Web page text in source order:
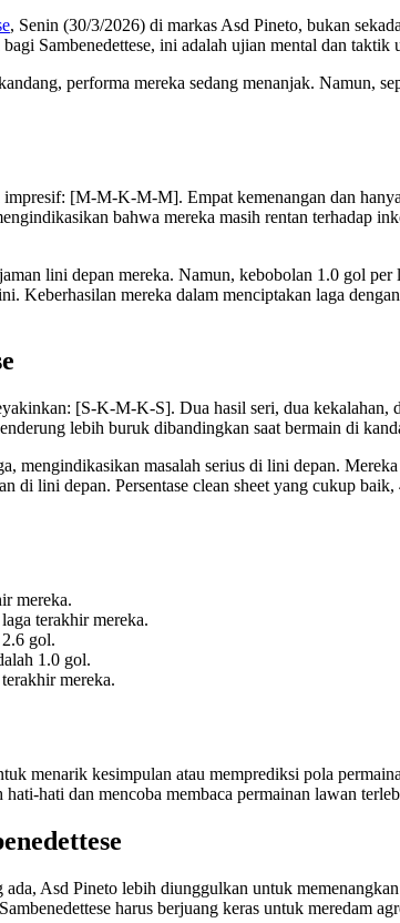
, Senin (30/3/2026) di markas Asd Pineto, bukan
Sambenedettese, ini adalah ujian mental dan
performa mereka sedang menanjak. Namun,
[M-M-K-M-M]. Empat kemenangan dan
bahwa mereka masih rentan terhadap
lini depan mereka. Namun, kebobolan 1.0 gol
Keberhasilan mereka dalam menciptakan laga
[S-K-M-K-S]. Dua hasil seri, dua
lebih buruk dibandingkan saat bermain di
mengindikasikan masalah serius di lini depan.
di lini depan. Persentase clean sheet yang cukup
mereka.
terakhir mereka.
gol.
1.0 gol.
mereka.
menarik kesimpulan atau memprediksi pola
hati dan mencoba membaca permainan lawan
Asd Pineto lebih diunggulkan untuk
harus berjuang keras untuk meredam